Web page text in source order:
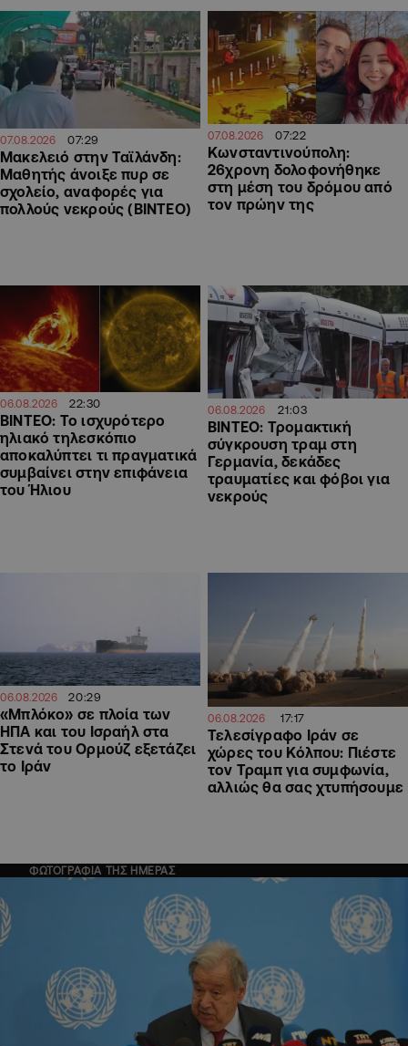
07.08.2026 07:29
Μακελειό στην Ταϊλάνδη:
Μαθητής άνοιξε πυρ σε
σχολείο, αναφορές για
πολλούς νεκρούς (ΒΙΝΤΕΟ)
07.08.2026 07:22
Κωνσταντινούπολη:
26χρονη δολοφονήθηκε
στη μέση του δρόμου από
τον πρώην της
06.08.2026 22:30
ΒΙΝΤΕΟ: Το ισχυρότερο
ηλιακό τηλεσκόπιο
αποκαλύπτει τι πραγματικά
συμβαίνει στην επιφάνεια
του Ήλιου
06.08.2026 21:03
ΒΙΝΤΕΟ: Τρομακτική
σύγκρουση τραμ στη
Γερμανία, δεκάδες
τραυματίες και φόβοι για
νεκρούς
06.08.2026 20:29
«Μπλόκο» σε πλοία των
ΗΠΑ και του Ισραήλ στα
Στενά του Ορμούζ εξετάζει
το Ιράν
06.08.2026 17:17
Τελεσίγραφο Ιράν σε
χώρες του Κόλπου: Πιέστε
τον Τραμπ για συμφωνία,
αλλιώς θα σας χτυπήσουμε
ΦΩΤΟΓΡΑΦΙΑ ΤΗΣ ΗΜΕΡΑΣ